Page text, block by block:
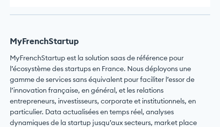
MyFrenchStartup
MyFrenchStartup est la solution saas de référence pour
l’écosystème des startups en France. Nous déployons une
gamme de services sans équivalent pour faciliter l’essor de
l’innovation française, en général, et les relations
entrepreneurs, investisseurs, corporate et institutionnels, en
particulier. Data actualisées en temps réel, analyses
dynamiques de la startup jusqu’aux secteurs, market place